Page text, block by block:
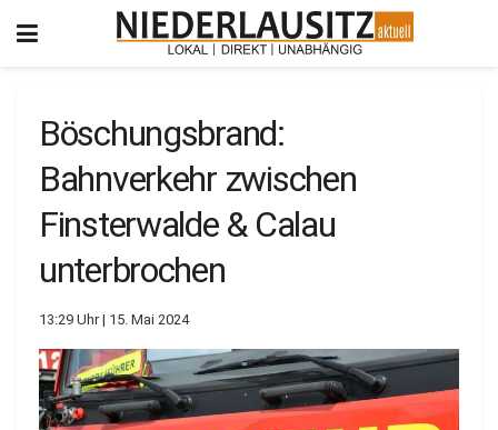
Böschungsbrand:
Bahnverkehr zwischen
Finsterwalde & Calau
unterbrochen
13:29 Uhr | 15. Mai 2024